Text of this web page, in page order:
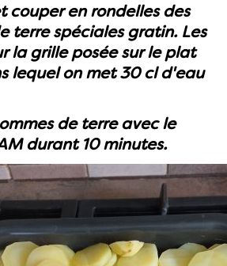
couper en rondelles des
terre spéciales gratin. Les
la grille posée sur le plat
lequel on met 30 cl d'eau
de terre avec le
durant 10 minutes.